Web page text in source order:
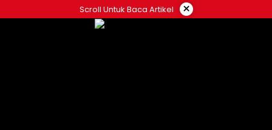
to
Scroll Untuk Baca Artikel ×